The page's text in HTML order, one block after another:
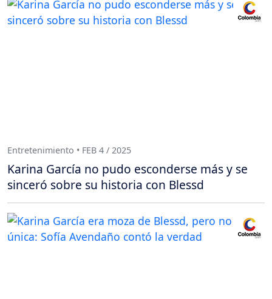
Entretenimiento • FEB 4 / 2025
Karina García no pudo esconderse más y se
sinceró sobre su historia con Blessd